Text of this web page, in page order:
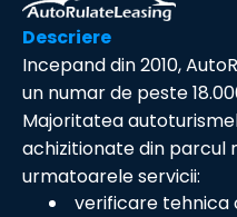
Descriere
Incepand din 2010,
un numar de peste
Majoritatea
achizitionate din parcul
urmatoarele servicii:
verificare tehnica